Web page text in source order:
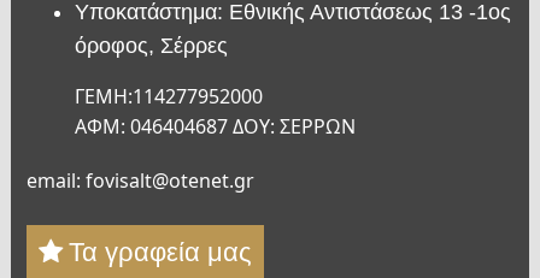
Υποκατάστημα: Εθνικής Αντιστάσεως 13 -1ος
όροφος, Σέρρες
ΓΕΜΗ:114277952000
ΑΦΜ: 046404687 ΔΟΥ: ΣΕΡΡΩΝ
email: fovisalt@otenet.gr
Τα γραφεία μας